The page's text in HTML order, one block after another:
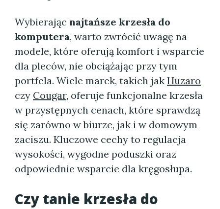
Wybierając najtańsze krzesła do
komputera, warto zwrócić uwagę na
modele, które oferują komfort i wsparcie
dla pleców, nie obciążając przy tym
portfela. Wiele marek, takich jak Huzaro
czy Cougar, oferuje funkcjonalne krzesła
w przystępnych cenach, które sprawdzą
się zarówno w biurze, jak i w domowym
zaciszu. Kluczowe cechy to regulacja
wysokości, wygodne poduszki oraz
odpowiednie wsparcie dla kręgosłupa.
Czy tanie krzesła do